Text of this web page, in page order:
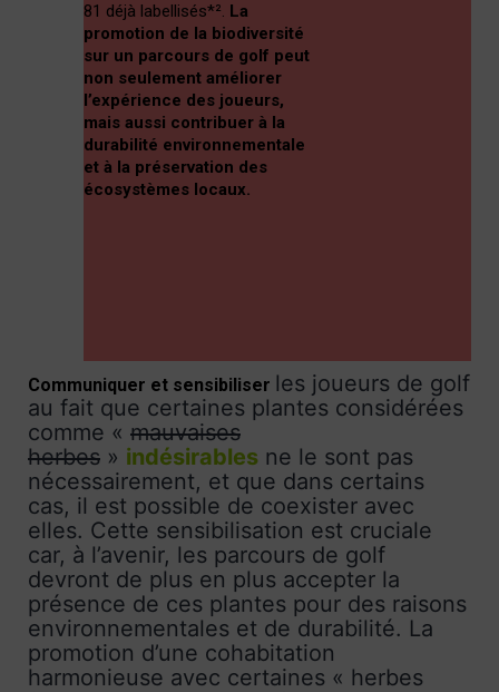
81 déjà labellisés*². La
promotion de la biodiversité
sur un parcours de golf peut
non seulement améliorer
l’expérience des joueurs,
mais aussi contribuer à la
durabilité environnementale
et à la préservation des
écosystèmes locaux.
Communiquer et sensibiliser les joueurs de golf
au fait que certaines plantes considérées
comme « mauvaises
herbes » indésirables ne le sont pas
nécessairement, et que dans certains
cas, il est possible de coexister avec
elles. Cette sensibilisation est cruciale
car, à l’avenir, les parcours de golf
devront de plus en plus accepter la
présence de ces plantes pour des raisons
environnementales et de durabilité. La
promotion d’une cohabitation
harmonieuse avec certaines « herbes